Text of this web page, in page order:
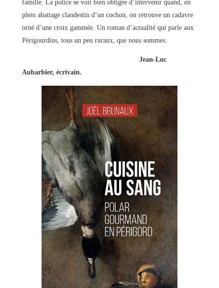
famille. La police se voit bien obligée d’intervenir quand, en
plein abattage clandestin d’un cochon, on retrouve un cadavre
orné d’une croix gammée. Un roman d’actualité qui parle aux
Périgourdins, tous un peu ruraux, que nous sommes.
Jean-Luc
Aubarbier, écrivain.